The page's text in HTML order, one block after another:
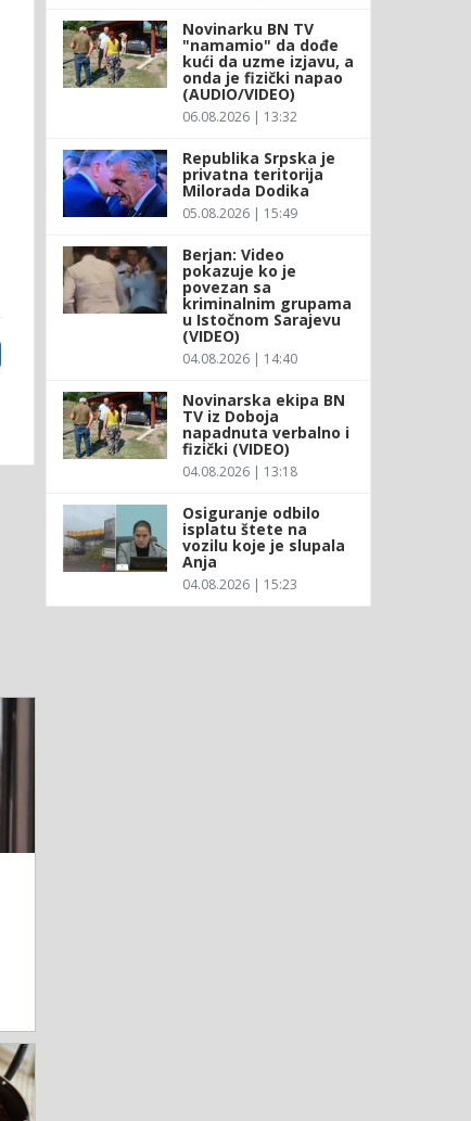
Novinarku BN TV
"namamio" da dođe
kući da uzme izjavu, a
onda je fizički napao
(AUDIO/VIDEO)
06.08.2026 | 13:32
Republika Srpska je
privatna teritorija
Milorada Dodika
05.08.2026 | 15:49
Berjan: Video
pokazuje ko je
povezan sa
kriminalnim grupama
u Istočnom Sarajevu
(VIDEO)
04.08.2026 | 14:40
Novinarska ekipa BN
TV iz Doboja
napadnuta verbalno i
fizički (VIDEO)
04.08.2026 | 13:18
Osiguranje odbilo
isplatu štete na
vozilu koje je slupala
Anja
04.08.2026 | 15:23